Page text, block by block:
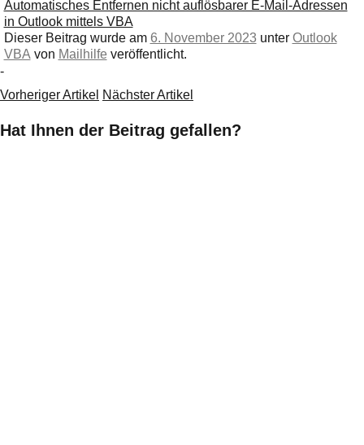
Automatisches Entfernen nicht auflösbarer E-Mail-Adressen
in Outlook mittels VBA
Dieser Beitrag wurde am 6. November 2023 unter Outlook
VBA von Mailhilfe veröffentlicht.
-
Vorheriger Artikel Nächster Artikel
Hat Ihnen der Beitrag gefallen?